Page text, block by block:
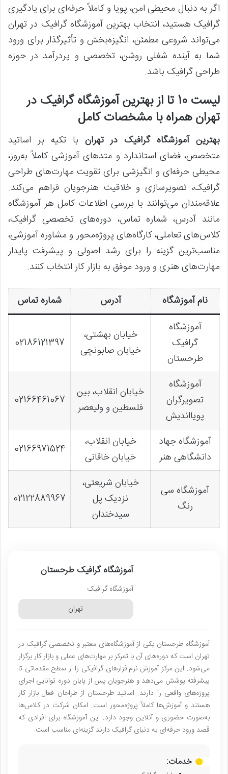
اگر به دنبال محیطی امن، پویا و کاملاً حرفه‌ای برای یادگیری
گرافیک هستید، انتخاب بهترین آموزشگاه گرافیک در تهران
می‌تواند شروعی مطمئن، انگیزه‌بخش و تأثیرگذار برای ورود
شما به آینده شغلی روشن، تخصصی و پردرآمد در حوزه
طراحی گرافیک باشد.
لیست 10 تا از بهترین آموزشگاه گرافیک در
تهران همراه با مشخصات کامل
بهترین آموزشگاه گرافیک در تهران با تکیه بر اساتید
متخصص، فضای استاندارد و متدهای آموزشی کاملاً به‌روز،
محیطی حرفه‌ای و انگیزشی برای تقویت مهارت‌های طراحی
گرافیک، تصویرسازی و خلاقیت هنرجویان فراهم می‌کند.
علاقه‌مندان می‌توانند با بررسی اطلاعات کامل هر آموزشگاه
مانند آدرس، شماره تماس، دوره‌های تخصصی گرافیک،
کلاس‌های تعاملی، کارگاه‌های پروژه‌محور و مشاوره آموزشی،
مناسب‌ترین گزینه را برای رشد اصولی و پیشرفت پایدار
مهارت‌های هنری و ورود موفق به بازار کار انتخاب کنند.
نام آموزشگاه آدرس
شماره تماس
آموزشگاه
گرافیک
طرحستان
خیابان بهشتی،
خیابان صابونچی
02186121397
آموزشگاه
تصویرگران
پویااندیش
خیابان انقلاب، بین
فلسطین و ولیعصر
02166461067
آموزشگاه جهاد
دانشگاهی هنر
خیابان انقلاب،
خیابان خاقانی
02166971524
آموزشگاه سی‌
رنگ
خیابان شریعتی،
نزدیک پل
سیدخندان
02122889967
آموزشگاه گرافیک طرحستان
آموزشگاه گرافیک
تهران
آموزشگاه طرحستان یکی از آموزشگاه‌های معتبر و تخصصی گرافیک در
تهران است که دوره‌های آن با تمرکز بر مهارت‌های عملی و بازار کار برگزار
می‌شود. این مرکز آموزش نرم‌افزارهای گرافیکی را از سطح مقدماتی تا
پیشرفته پوشش می‌دهد و هنرجویان پس از پایان دوره توانایی اجرای
پروژه‌های واقعی را دارند. اساتید طرحستان از طراحان فعال بازار کار
هستند و آموزش‌ها کاملاً پروژه‌محور است. امکان شرکت در کلاس‌ها
به‌صورت حضوری و آنلاین وجود دارد. این آموزشگاه برای افرادی که
قصد ورود حرفه‌ای به دنیای گرافیک دارند گزینه‌ای مناسب است.
خدمات: